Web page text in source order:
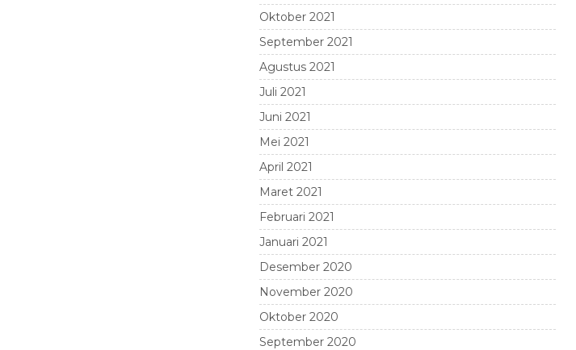
Oktober 2021
September 2021
Agustus 2021
Juli 2021
Juni 2021
Mei 2021
April 2021
Maret 2021
Februari 2021
Januari 2021
Desember 2020
November 2020
Oktober 2020
September 2020